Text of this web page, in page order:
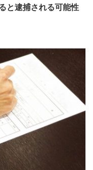
と逮捕される可能性